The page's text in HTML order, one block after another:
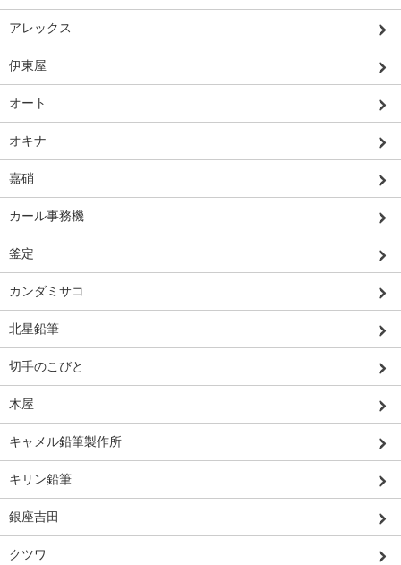
アレックス
伊東屋
オート
オキナ
嘉硝
カール事務機
釜定
カンダミサコ
北星鉛筆
切手のこびと
木屋
キャメル鉛筆製作所
キリン鉛筆
銀座吉田
クツワ